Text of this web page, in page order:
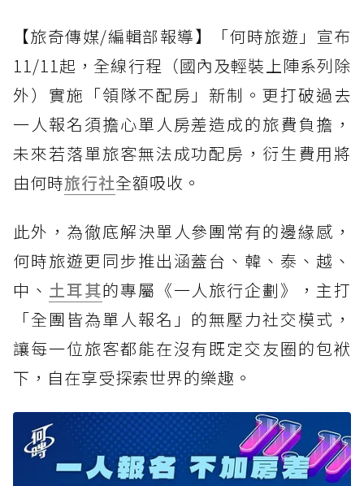
【旅奇傳媒/編輯部報導】「何時旅遊」宣布
11/11起，全線行程（國內及輕裝上陣系列除
外）實施「領隊不配房」新制。更打破過去
一人報名須擔心單人房差造成的旅費負擔，
未來若落單旅客無法成功配房，衍生費用將
由何時旅行社全額吸收。
此外，為徹底解決單人參團常有的邊緣感，
何時旅遊更同步推出涵蓋台、韓、泰、越、
中、 土耳其的專屬《一人旅行企劃》，主打
「全團皆為單人報名」的無壓力社交模式，
讓每一位旅客都能在沒有既定交友圈的包袱
下，自在享受探索世界的樂趣。